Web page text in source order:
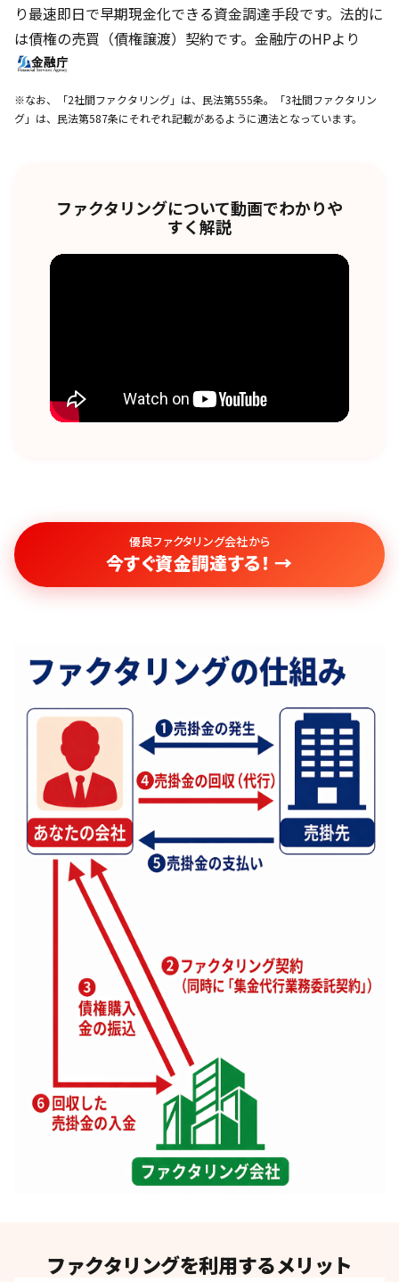
り最速即日で早期現金化できる資金調達手段です。法的に
は債権の売買（債権譲渡）契約です。金融庁のHPより
※なお、「2社間ファクタリング」は、民法第555条。「3社間ファクタリン
グ」は、民法第587条にそれぞれ記載があるように適法となっています。
ファクタリングについて動画でわかりや
すく解説
優良ファクタリング会社から
今すぐ資金調達する！ →
ファクタリングを利用するメリット